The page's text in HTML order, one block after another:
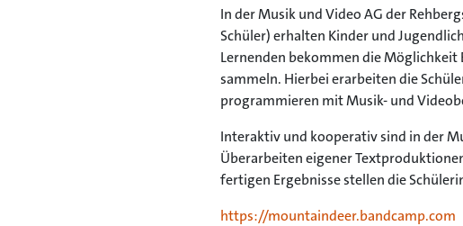
In der Musik und Video AG der
Schüler) erhalten Kinder und
Lernenden bekommen die
sammeln. Hierbei erarbeiten die
programmieren mit Musik- und
Interaktiv und kooperativ sind in der
Überarbeiten eigener
fertigen Ergebnisse stellen die
https://mountaindeer.bandcamp.com